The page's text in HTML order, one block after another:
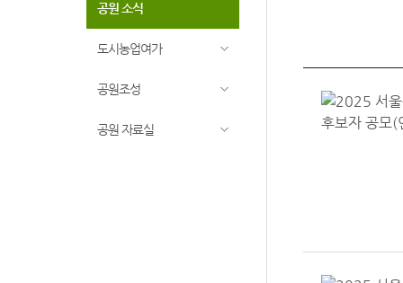
공원 소식
도시농업여가
공원조성
공원 자료실